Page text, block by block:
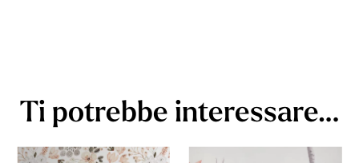
Ti potrebbe interessare…